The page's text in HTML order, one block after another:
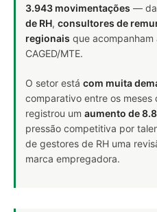
3.943 movimentações —
de RH, consultores de
regionais que acompanham
CAGED/MTE.
O setor está com muita
comparativo entre os meses
registrou um aumento de
pressão competitiva por
de gestores de RH uma
marca empregadora.